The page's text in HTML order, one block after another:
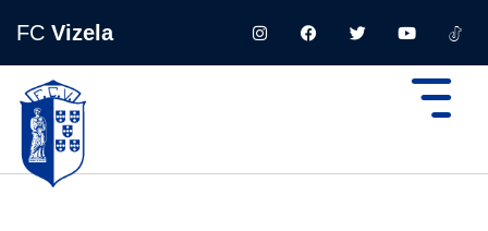
FC Vizela